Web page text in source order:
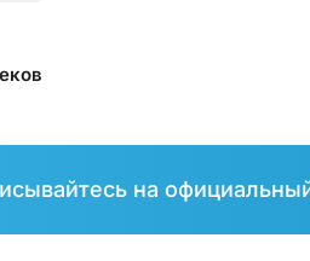
на